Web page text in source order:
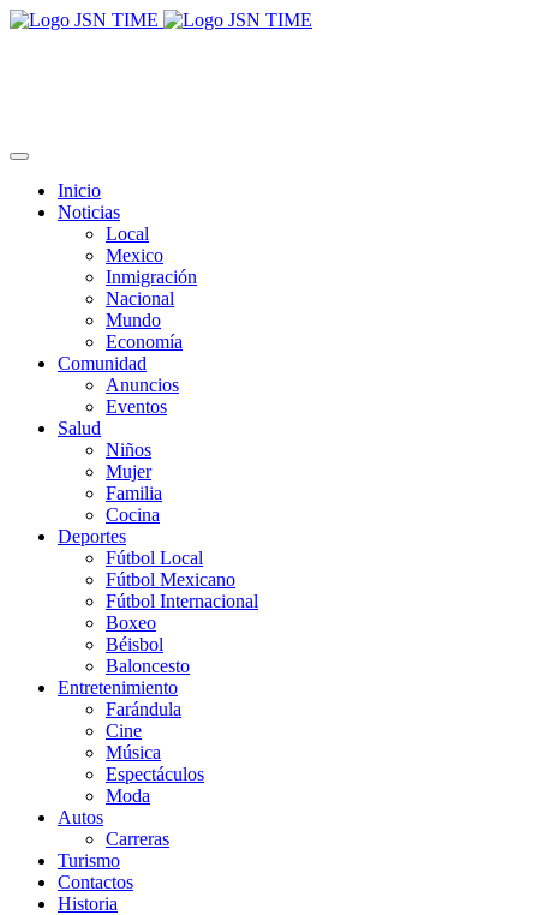
Inicio
Noticias
Local
Mexico
Inmigración
Nacional
Mundo
Economía
Comunidad
Anuncios
Eventos
Salud
Niños
Mujer
Familia
Cocina
Deportes
Fútbol Local
Fútbol Mexicano
Fútbol Internacional
Boxeo
Béisbol
Baloncesto
Entretenimiento
Farándula
Cine
Música
Espectáculos
Moda
Autos
Carreras
Turismo
Contactos
Historia